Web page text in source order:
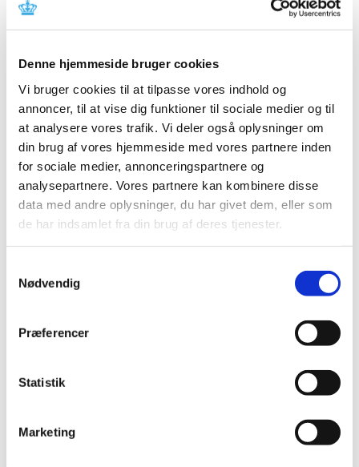
Denne hjemmeside bruger cookies
Vi bruger cookies til at tilpasse vores indhold og
annoncer, til at vise dig funktioner til sociale medier og til
at analysere vores trafik. Vi deler også oplysninger om
din brug af vores hjemmeside med vores partnere inden
for sociale medier, annonceringspartnere og
analysepartnere. Vores partnere kan kombinere disse
data med andre oplysninger, du har givet dem, eller som
de har indsamlet fra din brug af deres tjenester.
Nødvendig
Præferencer
Statistik
Marketing
Alle (162)
2026 (5)
2025 (8)
2024 (11)
2023 (7)
2022 (2)
2021 (15)
2020 (32)
2019 (12)
september (3)
2017 (24)
2013 (2)